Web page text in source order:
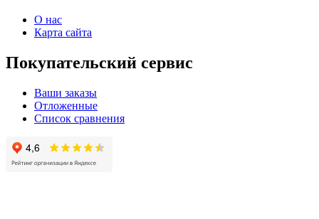
О нас
Карта сайта
Покупательский сервис
Ваши заказы
Отложенные
Список сравнения